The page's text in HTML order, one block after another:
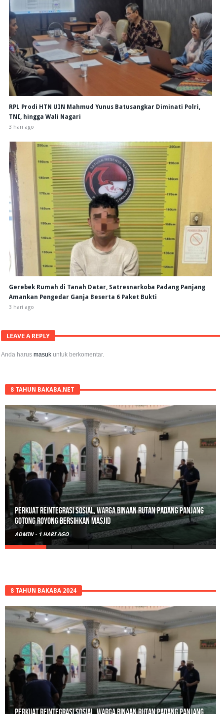
RPL Prodi HTN UIN Mahmud Yunus Batusangkar Diminati Polri,
TNI, hingga Wali Nagari
3 hari ago
Gerebek Rumah di Tanah Datar, Satresnarkoba Padang Panjang
Amankan Pengedar Ganja Beserta 6 Paket Bukti
3 hari ago
LEAVE A REPLY
Anda harusmasuk untuk berkomentar.
8 TAHUN BAKABA.NET
Polisi Sita 82 Paket Ganja Siap Edar di Tanah Datar
ADMIN - 2 HARI AGO
8 TAHUN BAKABA 2024